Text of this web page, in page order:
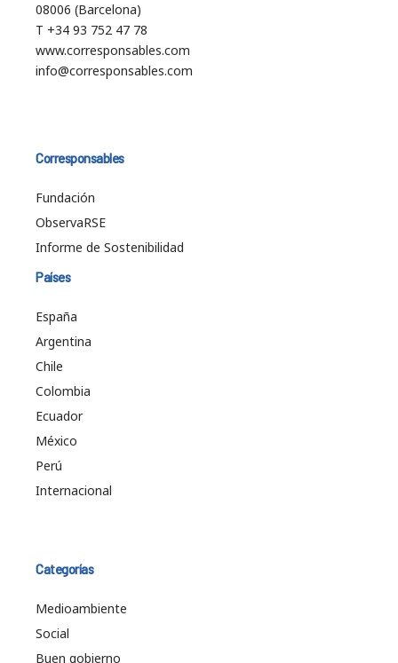
08006 (Barcelona)
T +34 93 752 47 78
www.corresponsables.com
info@corresponsables.com
Corresponsables
Fundación
ObservaRSE
Informe de Sostenibilidad
Países
España
Argentina
Chile
Colombia
Ecuador
México
Perú
Internacional
Categorías
Medioambiente
Social
Buen gobierno